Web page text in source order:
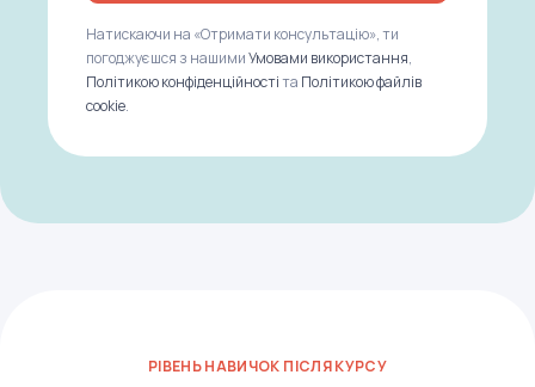
Натискаючи на «Отримати консультацію», ти
погоджуєшся з нашимиУмовами використання,
Політикою конфіденційностіта Політикою файлів
cookie.
РІВЕНЬ НАВИЧОК ПІСЛЯ КУРСУ